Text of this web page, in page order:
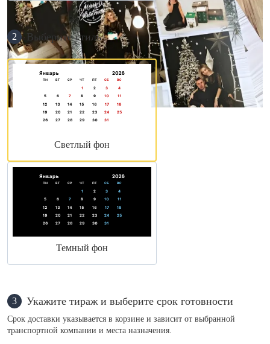
2 Выберите стиль
Светлый фон
Темный фон
3 Укажите тираж и выберите срок готовности
Срок доставки указывается в корзине и зависит от выбранной
транспортной компании и места назначения.